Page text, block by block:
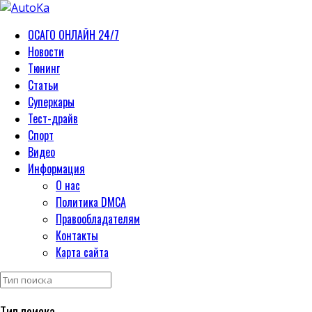
ОСАГО ОНЛАЙН 24/7
Новости
Тюнинг
Статьи
Суперкары
Тест-драйв
Спорт
Видео
Информация
О нас
Политика DMCA
Правообладателям
Контакты
Карта сайта